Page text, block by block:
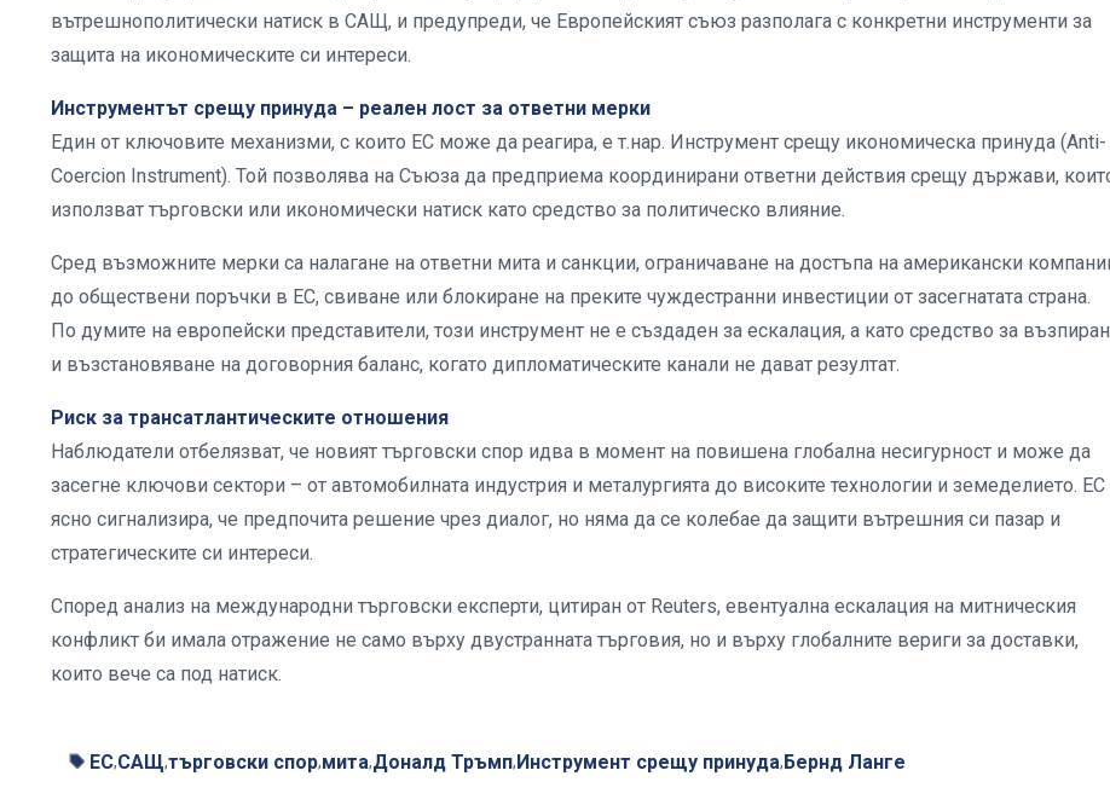
вътрешнополитически натиск в САЩ, и предупреди, че Европейският съюз разполага с конкретни инструменти за
защита на икономическите си интереси.
Инструментът срещу принуда – реален лост за ответни мерки
Един от ключовите механизми, с които ЕС може да реагира, е т.нар. Инструмент срещу икономическа принуда (Anti-
Coercion Instrument). Той позволява на Съюза да предприема координирани ответни действия срещу държави,
използват търговски или икономически натиск като средство за политическо влияние.
Сред възможните мерки са налагане на ответни мита и санкции, ограничаване на достъпа на американски
до обществени поръчки в ЕС, свиване или блокиране на преките чуждестранни инвестиции от засегнатата страна.
По думите на европейски представители, този инструмент не е създаден за ескалация, а като средство за
и възстановяване на договорния баланс, когато дипломатическите канали не дават резултат.
Риск за трансатлантическите отношения
Наблюдатели отбелязват, че новият търговски спор идва в момент на повишена глобална несигурност и може да
засегне ключови сектори – от автомобилната индустрия и металургията до високите технологии и земеделието. ЕС
ясно сигнализира, че предпочита решение чрез диалог, но няма да се колебае да защити вътрешния си пазар и
стратегическите си интереси.
Според анализ на международни търговски експерти, цитиран от Reuters, евентуална ескалация на митническия
конфликт би имала отражение не само върху двустранната търговия, но и върху глобалните вериги за доставки,
които вече са под натиск.
ЕС,САЩ,търговски спор,мита,Доналд Тръмп,Инструмент срещу принуда,Бернд Ланге